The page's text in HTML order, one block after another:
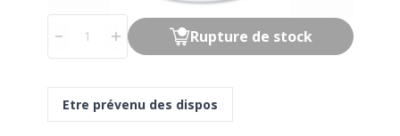
Rupture de stock
Etre prévenu des dispos